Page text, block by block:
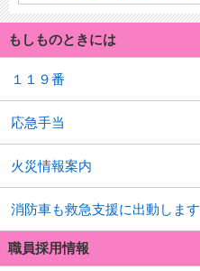
もしものときには
１１９番
応急手当
火災情報案内
消防車も救急支援に出動します
職員採用情報